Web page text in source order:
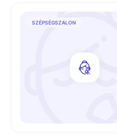
SZÉPSÉGSZALON